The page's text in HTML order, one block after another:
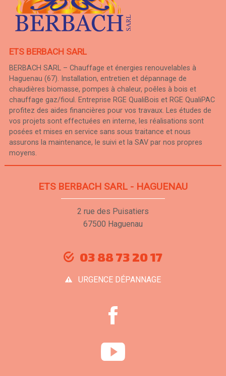
ETS BERBACH SARL
BERBACH SARL – Chauffage et énergies renouvelables à
Haguenau (67). Installation, entretien et dépannage de
chaudières biomasse, pompes à chaleur, poêles à bois et
chauffage gaz/fioul. Entreprise RGE QualiBois et RGE QualiPAC
profitez des aides financières pour vos travaux. Les études de
vos projets sont effectuées en interne, les réalisations sont
posées et mises en service sans sous traitance et nous
assurons la maintenance, le suivi et la SAV par nos propres
moyens.
ETS BERBACH SARL - HAGUENAU
2 rue des Puisatiers
67500 Haguenau
03 88 73 20 17
URGENCE DÉPANNAGE